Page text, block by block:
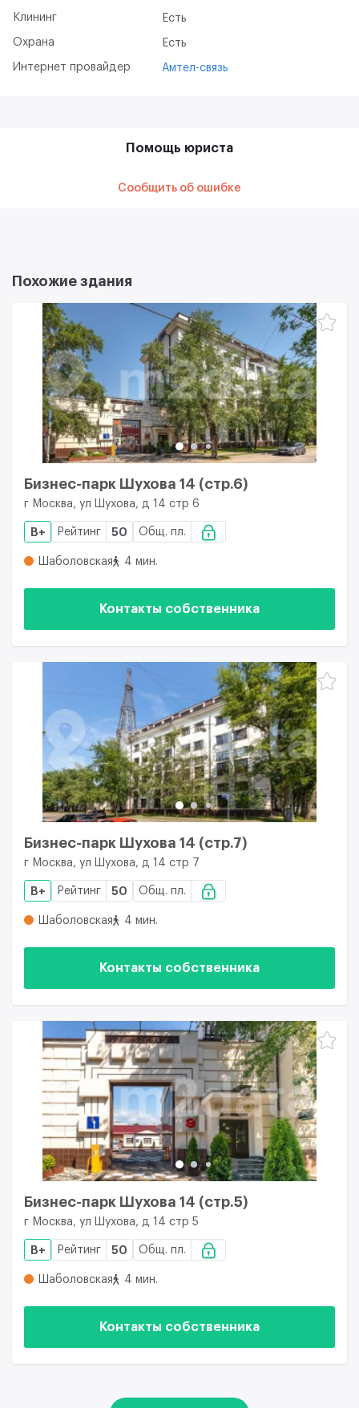
Клининг Есть
Охрана Есть
Интернет провайдер Амтел-связь
Помощь юриста
Сообщить об ошибке
Похожие здания
Бизнес-парк Шухова 14 (стр.6)
г Москва, ул Шухова, д 14 стр 6
B+ Рейтинг 50 Общ. пл.
Шаболовская 4 мин.
Контакты собственника
Бизнес-парк Шухова 14 (стр.7)
г Москва, ул Шухова, д 14 стр 7
B+ Рейтинг 50 Общ. пл.
Шаболовская 4 мин.
Контакты собственника
Бизнес-парк Шухова 14 (стр.5)
г Москва, ул Шухова, д 14 стр 5
B+ Рейтинг 50 Общ. пл.
Шаболовская 4 мин.
Контакты собственника